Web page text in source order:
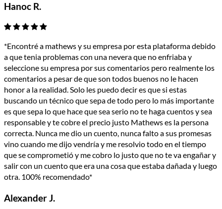
Hanoc R.
*Encontré a mathews y su empresa por esta plataforma debido
a que tenia problemas con una nevera que no enfriaba y
seleccione su empresa por sus comentarios pero realmente los
comentarios a pesar de que son todos buenos no le hacen
honor a la realidad. Solo les puedo decir es que si estas
buscando un técnico que sepa de todo pero lo más importante
es que sepa lo que hace que sea serio no te haga cuentos y sea
responsable y te cobre el precio justo Mathews es la persona
correcta. Nunca me dio un cuento, nunca falto a sus promesas
vino cuando me dijo vendría y me resolvio todo en el tiempo
que se comprometió y me cobro lo justo que no te va engañar y
salir con un cuento que era una cosa que estaba dañada y luego
otra. 100% recomendado*
Alexander J.